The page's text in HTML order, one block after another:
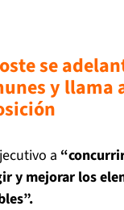
se
y llama
a
y mejorar los